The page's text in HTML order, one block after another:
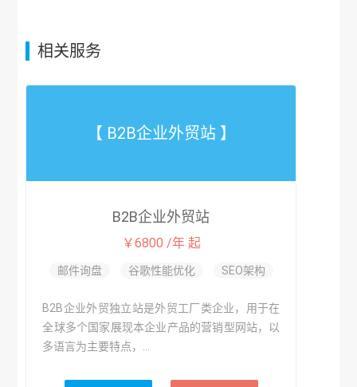
相关服务
【 B2B企业外贸站 】
B2B企业外贸站
￥6800 /年 起
邮件询盘 谷歌性能优化 SEO架构
B2B企业外贸独立站是外贸工厂类企业，用于在
全球多个国家展现本企业产品的营销型网站，以
多语言为主要特点，...